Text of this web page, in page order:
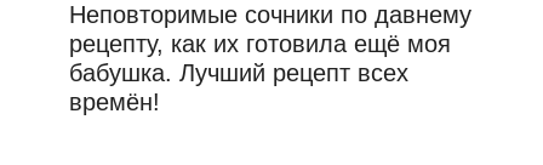
Неповторимые сочники по давнему
рецепту, как их готовила ещё моя
бабушка. Лучший рецепт всех
времён!